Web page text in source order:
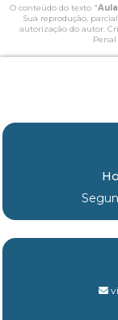
O conteúdo do texto "
Sua reprodução,
autorização do autor.
Penal